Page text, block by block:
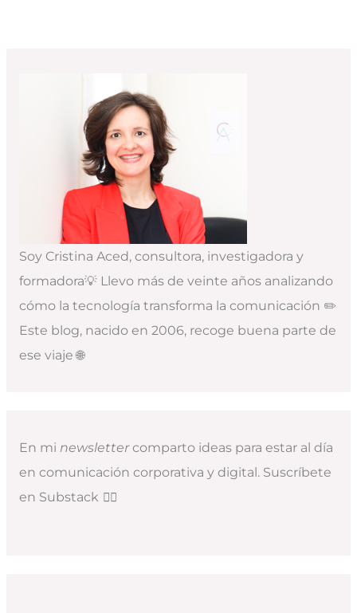
Soy Cristina Aced, consultora, investigadora y
formadora💡 Llevo más de veinte años analizando
cómo la tecnología transforma la comunicación ✏️
Este blog, nacido en 2006, recoge buena parte de
ese viaje 🌐
En mi newslettercomparto ideas para estar al día
en comunicación corporativa y digital. Suscríbete
en Substack 👇🏻